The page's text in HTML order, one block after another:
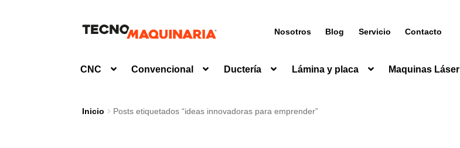
navegación
Nosotros Blog Servicio Contacto
CNC Convencional Ductería Lámina y placa Maquinas Láser
Inicio Posts etiquetados “ideas innovadoras para emprender”